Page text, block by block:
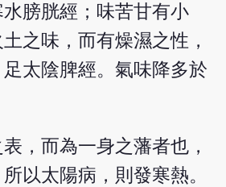
膀胱經；味苦甘有小
之味，而有燥濕之性，
太陰脾經。氣味降多於
，而為一身之藩者也，
以太陽病，則發寒熱。